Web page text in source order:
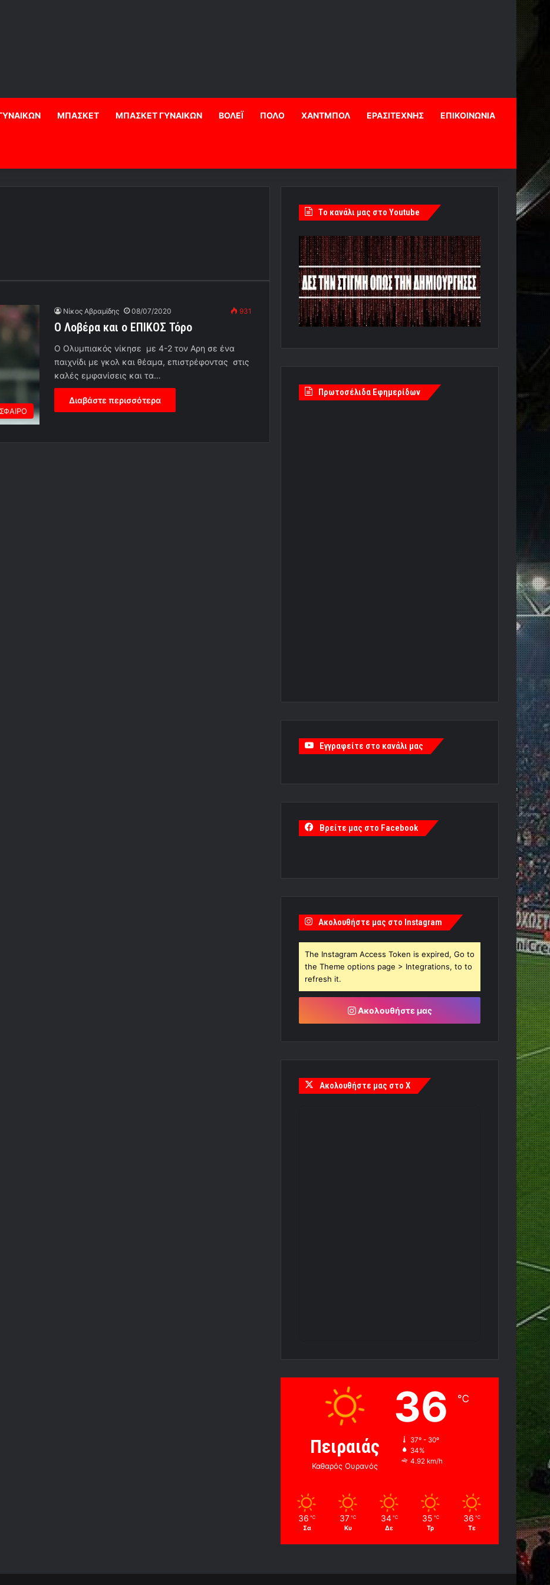
ΜΠΑΣΚΕΤ ΜΠΑΣΚΕΤ ΓΥΝΑΙΚΩΝ ΒΟΛΕΪ ΠΟΛΟ ΧΑΝΤΜΠΟΛ ΕΡΑΣΙΤΕΧΝΗΣ ΕΠΙΚΟΙΝΩΝΙΑ
Νίκος Αβραμίδης 08/07/2020 931
O Λοβέρα και ο ΕΠΙΚΟΣ Τόρο
Ο Ολυμπιακός νίκησε με 4-2 τον Αρη σε ένα
παιχνίδι με γκολ και θέαμα, επιστρέφοντας στις
καλές εμφανίσεις και τα…
Διαβάστε περισσότερα
Tο κανάλι μας στο Youtube
Πρωτοσέλιδα Εφημερίδων
Εγγραφείτε στο κανάλι μας
Βρείτε μας στο Facebook
Ακολουθήστε μας στο Instagram
The Instagram Access Token is expired, Go to
the Theme options page > Integrations, to to
refresh it.
Ακολουθήστε μας
Ακολουθήστε μας στο X
Πειραιάς
Καθαρός Ουρανός
36 ℃
37º - 30º
34%
4.92 km/h
36 ℃
Σα
37 ℃
Κυ
34 ℃
Δε
35 ℃
Τρ
36 ℃
Τε